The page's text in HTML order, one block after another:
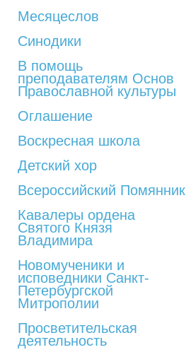
Месяцеслов
Синодики
В помощь
преподавателям Основ
Православной культуры
Оглашение
Воскресная школа
Детский хор
Всероссийский Помянник
Кавалеры ордена
Святого Князя
Владимира
Новомученики и
исповедники Санкт-
Петербургской
Митрополии
Просветительская
деятельность